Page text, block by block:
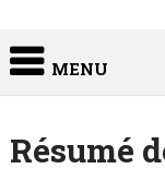
MENU
Résumé